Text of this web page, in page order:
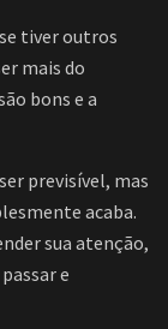
se tiver outros
mais do
bons e a
previsível, mas
acaba.
sua atenção,
e